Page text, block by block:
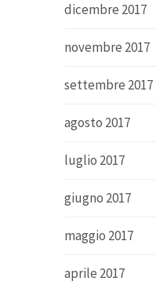
dicembre 2017
novembre 2017
settembre 2017
agosto 2017
luglio 2017
giugno 2017
maggio 2017
aprile 2017